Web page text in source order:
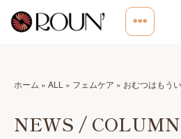
ホーム » ALL » フェムケア » おむつはもう
NEWS / COLUMN